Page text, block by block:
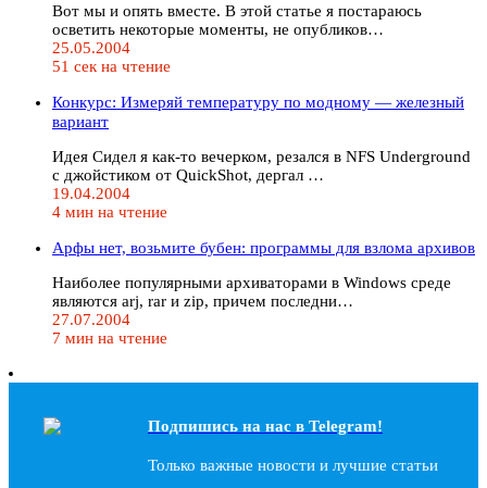
Вот мы и опять вместе. В этой статье я постараюсь
осветить некоторые моменты, не опубликов…
25.05.2004
51 сек на чтение
Конкурс: Измеряй температуру по модному — железный
вариант
Идея Сидел я как-то вечерком, резался в NFS Underground
c джойстиком от QuickShot, дергал …
19.04.2004
4 мин на чтение
Арфы нет, возьмите бубен: программы для взлома архивов
Наиболее популярными архиваторами в Windows среде
являются arj, rar и zip, причем последни…
27.07.2004
7 мин на чтение
Подпишись на наc в Telegram!
Только важные новости и лучшие статьи